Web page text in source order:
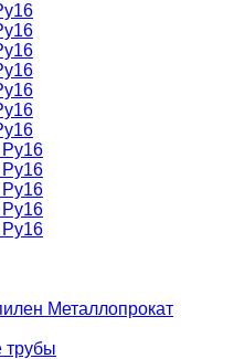
Металлопрокат
трубы